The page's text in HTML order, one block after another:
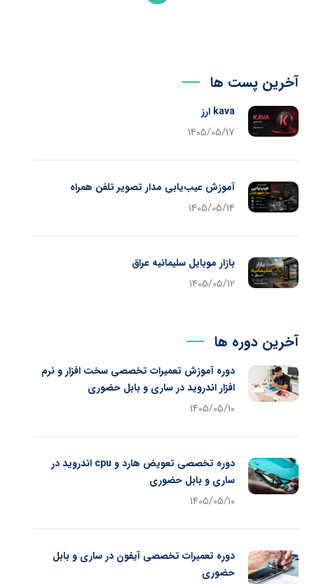
آخرین پست ها
kava ارز
1405/05/17
آموزش عیب‌یابی مدار تصویر تلفن همراه
1405/05/14
بازار موبایل سلیمانیه عراق
1405/05/12
آخرین دوره ها
دوره آموزش تعمیرات تخصصی سخت افزار و نرم
افزار اندروید در ساری و بابل حضوری
1405/05/10
دوره تخصصی تعویض هارد و cpu اندروید در
ساری و بابل حضوری
1405/05/10
دوره تعمیرات تخصصی آیفون در ساری و بابل
حضوری